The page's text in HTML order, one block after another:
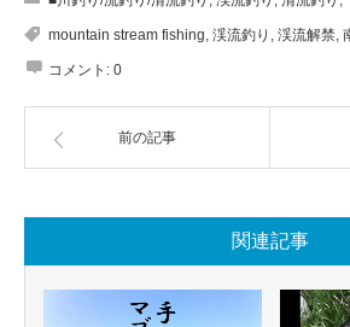
mountain stream fishing, 渓流釣り , 渓流解禁,
コメント: 0
前の記事
関連記事